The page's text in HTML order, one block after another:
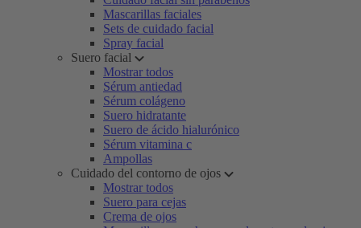
Mascarillas faciales
Sets de cuidado facial
Spray facial
Suero facial
Mostrar todos
Sérum antiedad
Sérum colágeno
Suero hidratante
Suero de ácido hialurónico
Sérum vitamina c
Ampollas
Cuidado del contorno de ojos
Mostrar todos
Suero para cejas
Crema de ojos